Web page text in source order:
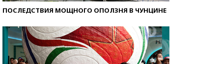
ПОСЛЕДСТВИЯ МОЩНОГО ОПОЛЗНЯ В ЧУНЦИНЕ